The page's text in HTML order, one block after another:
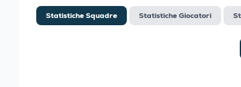
Statistiche Squadre Statistiche Giocatori